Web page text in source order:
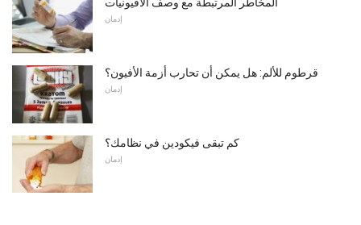
إدمان
قرطوم للألم: هل يمكن أن تحارب أزمة الأفيون؟
إدمان
كم تبقى فيكودين في نظامك؟
إدمان